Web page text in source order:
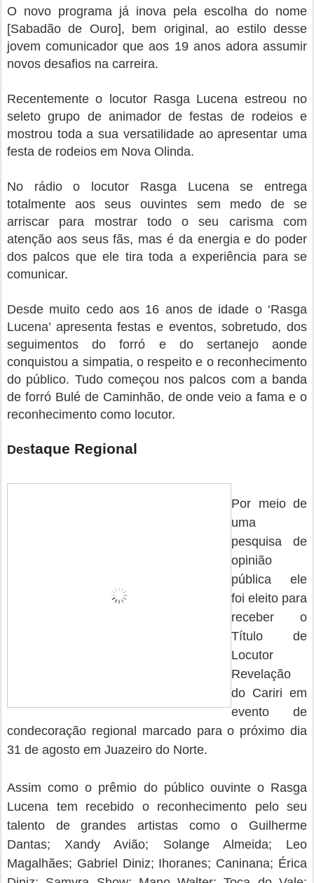
O novo programa já inova pela escolha do nome
[Sabadão de Ouro], bem original, ao estilo desse
jovem comunicador que aos 19 anos adora assumir
novos desafios na carreira.
Recentemente o locutor Rasga Lucena estreou no
seleto grupo de animador de festas de rodeios e
mostrou toda a sua versatilidade ao apresentar uma
festa de rodeios em Nova Olinda.
No rádio o locutor Rasga Lucena se entrega
totalmente aos seus ouvintes sem medo de se
arriscar para mostrar todo o seu carisma com
atenção aos seus fãs, mas é da energia e do poder
dos palcos que ele tira toda a experiência para se
comunicar.
Desde muito cedo aos 16 anos de idade o ‘Rasga
Lucena’ apresenta festas e eventos, sobretudo, dos
seguimentos do forró e do sertanejo aonde
conquistou a simpatia, o respeito e o reconhecimento
do público. Tudo começou nos palcos com a banda
de forró Bulé de Caminhão, de onde veio a fama e o
reconhecimento como locutor.
Destaque Regional
Por meio de
uma
pesquisa de
opinião
pública ele
foi eleito para
receber o
Título de
Locutor
Revelação
do Cariri em
evento de
condecoração regional marcado para o próximo dia
31 de agosto em Juazeiro do Norte.
Assim como o prêmio do público ouvinte o Rasga
Lucena tem recebido o reconhecimento pelo seu
talento de grandes artistas como o Guilherme
Dantas; Xandy Avião; Solange Almeida; Leo
Magalhães; Gabriel Diniz; Ihoranes; Caninana; Érica